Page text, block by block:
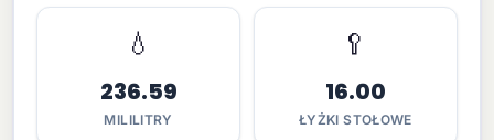
💧
236.59
MILILITRY
🥄
16.00
ŁYŻKI STOŁOWE